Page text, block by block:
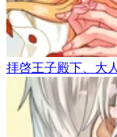
拝啓王子殿下、大